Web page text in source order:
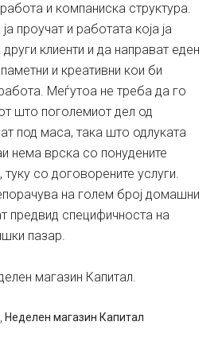
и компаниска структура.
проучат и работата која ја
клиенти и да направат еден
паметни и креативни кои би
Меѓутоа не треба да го
што поголемиот дел од
под маса, така што одлуката
нема врска со понудените
туку со договорените услуги.
на голем број домашни
предвид специфичноста на
пазар.
магазин Капитал.
Неделен магазин Капитал